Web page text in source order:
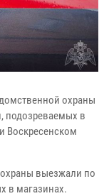
охраны
подозреваемых в
Воскресенском
выезжали по
в магазинах.